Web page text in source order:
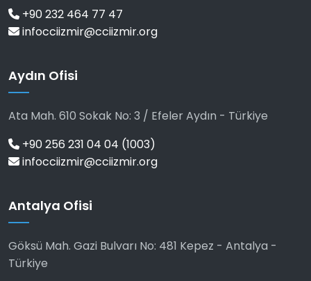
+90 232 464 77 47
infocciizmir@cciizmir.org
Aydın Ofisi
Ata Mah. 610 Sokak No: 3 / Efeler Aydın - Türkiye
+90 256 231 04 04 (1003)
infocciizmir@cciizmir.org
Antalya Ofisi
Göksü Mah. Gazi Bulvarı No: 481 Kepez - Antalya -
Türkiye